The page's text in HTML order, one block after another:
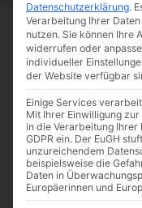
Die Welt ist
– sondern ein
Start Schlagworte
Datenschutzerklärung.
Verarbeitung Ihrer
nutzen. Sie können Ihre
widerrufen oder
individueller
der Website verfügbar
Einige Services
Mit Ihrer Einwilligung
in die Verarbeitung Ihrer
GDPR ein. Der EuGH
unzureichendem
beispielsweise die
Daten in
Europäerinnen und